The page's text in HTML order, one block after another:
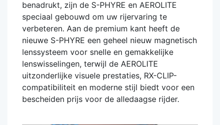
benadrukt, zijn de S-PHYRE en AEROLITE
speciaal gebouwd om uw rijervaring te
verbeteren. Aan de premium kant heeft de
nieuwe S-PHYRE een geheel nieuw magnetisch
lenssysteem voor snelle en gemakkelijke
lenswisselingen, terwijl de AEROLITE
uitzonderlijke visuele prestaties, RX-CLIP-
compatibiliteit en moderne stijl biedt voor een
bescheiden prijs voor de alledaagse rijder.